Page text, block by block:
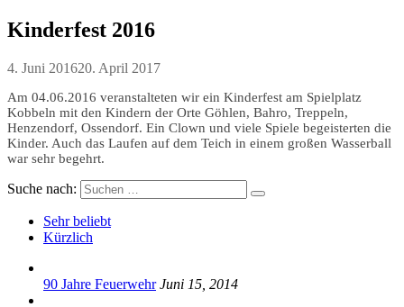
Kinderfest 2016
4. Juni 201620. April 2017
Am 04.06.2016 veranstalteten wir ein Kinderfest am Spielplatz
Kobbeln mit den Kindern der Orte Göhlen, Bahro, Treppeln,
Henzendorf, Ossendorf. Ein Clown und viele Spiele begeisterten die
Kinder. Auch das Laufen auf dem Teich in einem großen Wasserball
war sehr begehrt.
Suche nach:
Sehr beliebt
Kürzlich
90 Jahre Feuerwehr Juni 15, 2014